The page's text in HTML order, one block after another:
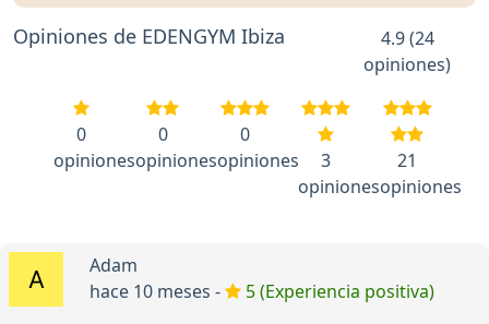
Opiniones de EDENGYM Ibiza
4.9 (24
opiniones)
0
opiniones
0
opiniones
0
opiniones
3
opiniones
21
opiniones
Adam
hace 10 meses -
5 (Experiencia positiva)